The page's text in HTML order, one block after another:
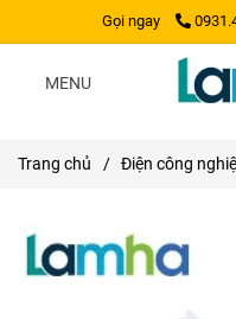
Gọi ngay
MENU
Trang chủ / Điện công